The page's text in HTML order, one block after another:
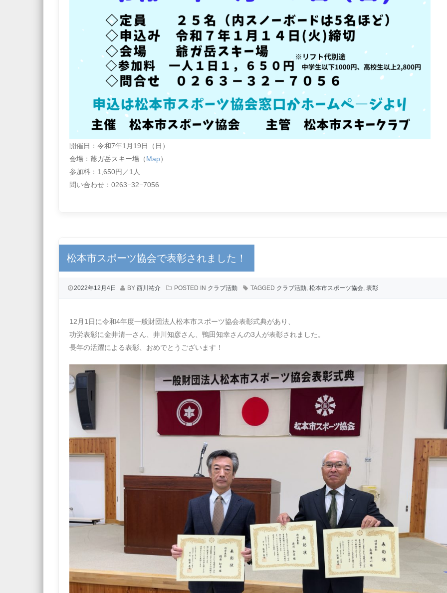
開催日：令和7年1月19日（日）
会場：爺ガ岳スキー場（Map）
参加料：1,650円／1人
問い合わせ：0263−32−7056
松本市スポーツ協会で表彰されました！
2022年12月4日 BY 西川祐介 POSTED IN クラブ活動 TAGGED クラブ活動, 松本市スポーツ協会, 表彰
12月1日に令和4年度一般財団法人松本市スポーツ協会表彰式典があり、
功労表彰に金井清一さん、井川知彦さん、鴨田知幸さんの3人が表彰されました。
長年の活躍による表彰、おめでとうございます！